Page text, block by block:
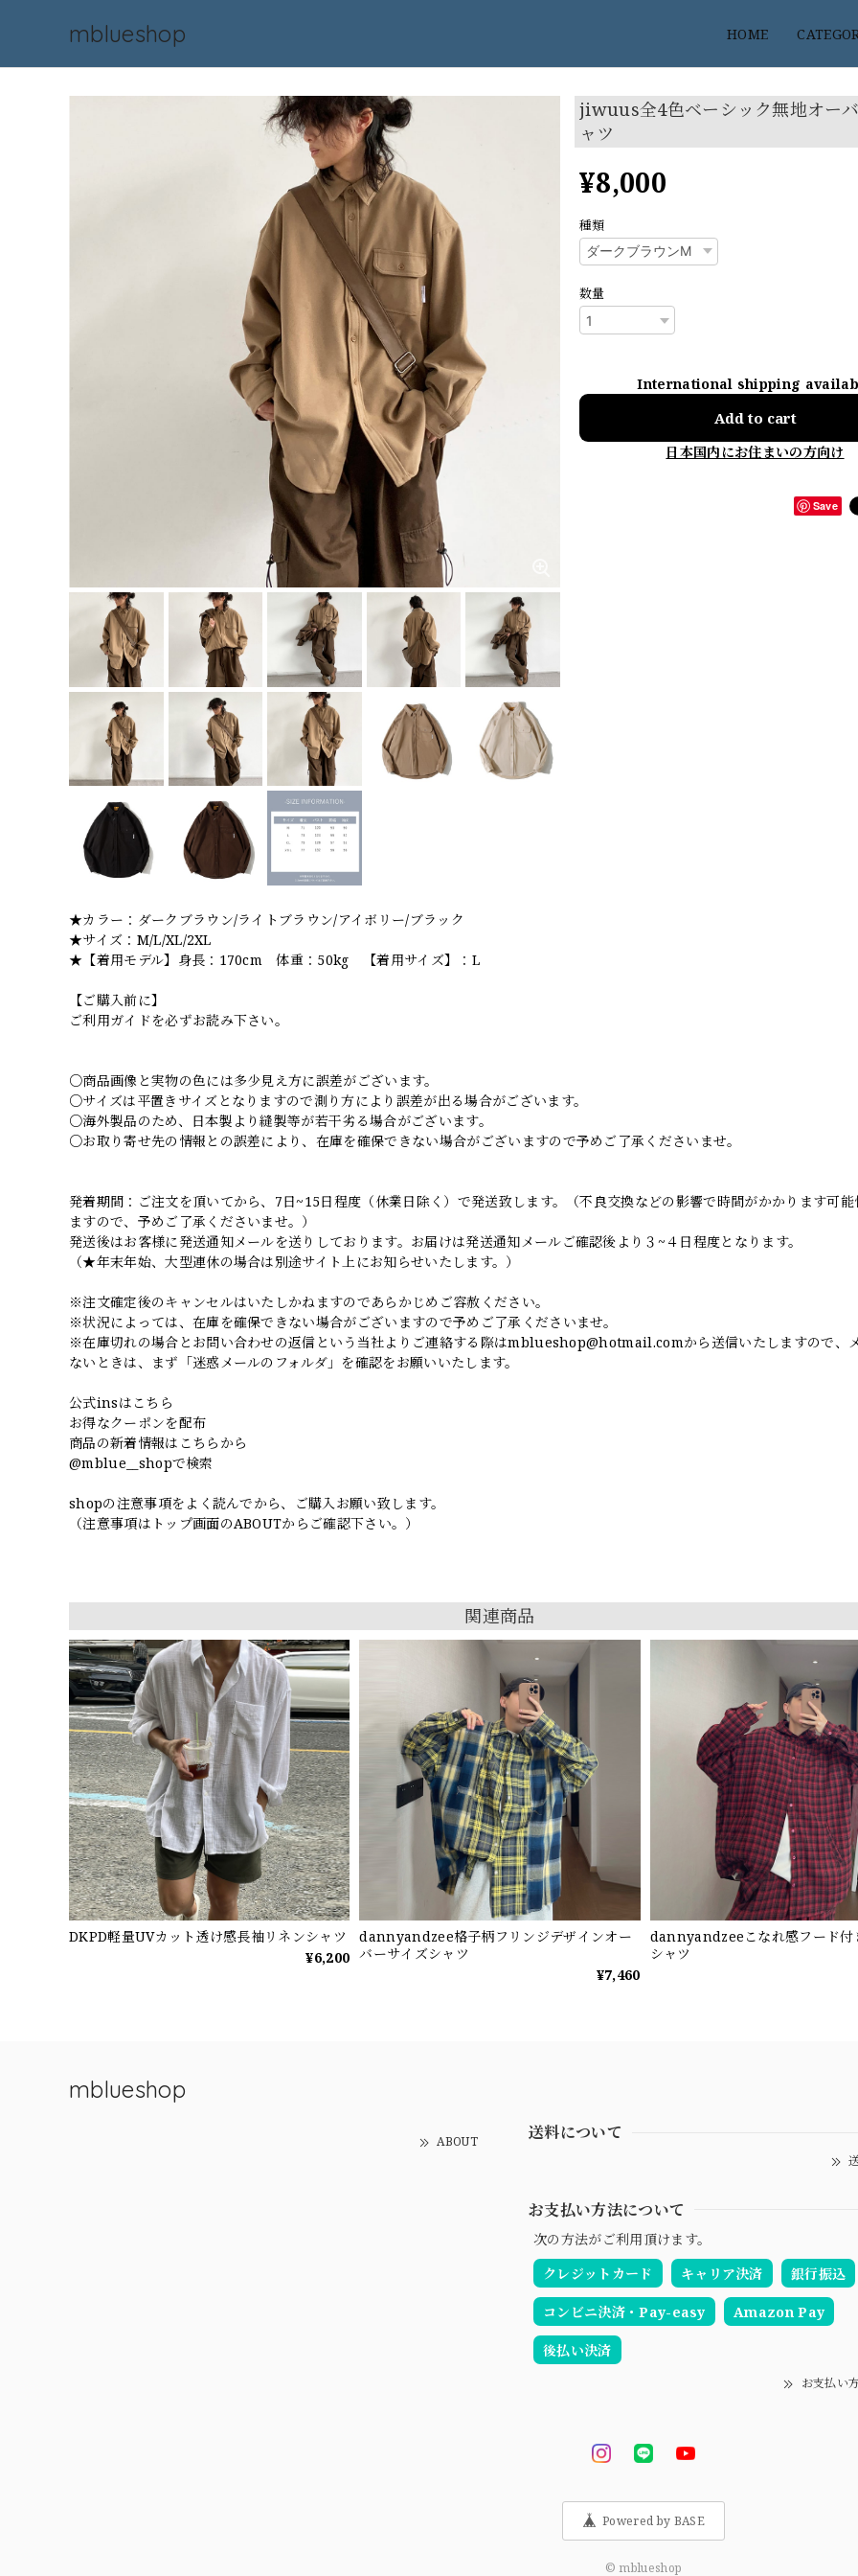
mblueshop HOME
jiwuus全4色ベーシック無地オー
ャツ
¥8,000
種類
数量
International shipping
Add to cart
日本国内にお住まいの方向け
Save
★カラー：ダークブラウン/ライトブラウン/アイボリー/ブラック
★サイズ：M/L/XL/2XL
★【着用モデル】身長：170cm 体重：50kg 【着用サイズ】：L
【ご購入前に】
ご利用ガイドを必ずお読み下さい。
○商品画像と実物の色には多少見え方に誤差がございます。
○サイズは平置きサイズとなりますので測り方により誤差が出る場合がございます。
○海外製品のため、日本製より縫製等が若干劣る場合がございます。
○お取り寄せ先の情報との誤差により、在庫を確保できない場合がございますので予めご了承くださいませ。
発着期間：ご注文を頂いてから、7日~15日程度（休業日除く）で発送致します。（不良交換などの影響で時間がかかります可能
ますので、予めご了承くださいませ。）
発送後はお客様に発送通知メールを送りしております。お届けは発送通知メールご確認後より３~４日程度となります。
（★年末年始、大型連休の場合は別途サイト上にお知らせいたします。）
※注文確定後のキャンセルはいたしかねますのであらかじめご容赦ください。
※状況によっては、在庫を確保できない場合がございますので予めご了承くださいませ。
※在庫切れの場合とお問い合わせの返信という当社よりご連絡する際はmblueshop@hotmail.comから送信いたしますので、
ないときは、まず「迷惑メールのフォルダ」を確認をお願いいたします。
公式insはこちら
お得なクーポンを配布
商品の新着情報はこちらから
@mblue__shopで検索
shopの注意事項をよく読んでから、ご購入お願い致します。
（注意事項はトップ画面のABOUTからご確認下さい。）
関連商品
DKPD軽量UVカット透け感長袖リネンシャツ
¥6,200
dannyandzee格子柄フリンジデザインオー
バーサイズシャツ
¥7,460
dannyandzeeこなれ感フード付
シャツ
mblueshop
ABOUT 送料について
お支払い方法について
次の方法がご利用頂けます。
クレジットカード
キャリア決済 銀行振込
コンビニ決済・Pay-easy Amazon Pay
後払い決済
お支払い
Powered by BASE
© mblueshop